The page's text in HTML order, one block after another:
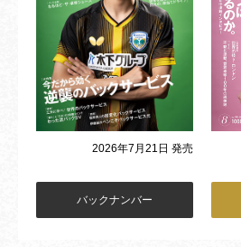
2026年7月21日 発売
バックナンバー